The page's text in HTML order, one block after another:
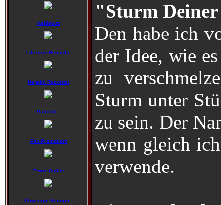
Insideout:
Lifeforce Records:
Napalm Records:
Pain Inc.:
Pan Promotion:
Pirate Smile:
Powerage Records:
"Sturm
Den habe ich
der Idee, wie
zu
Sturm unter
zu sein. Der
wenn gleich
verwende.